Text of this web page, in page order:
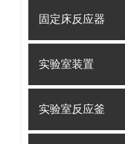
固定床反应器
实验室装置
实验室反应釜